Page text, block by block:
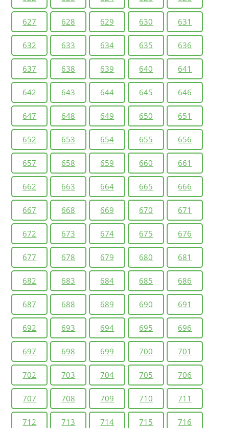
627 628 629 630 631
632 633 634 635 636
637 638 639 640 641
642 643 644 645 646
647 648 649 650 651
652 653 654 655 656
657 658 659 660 661
662 663 664 665 666
667 668 669 670 671
672 673 674 675 676
677 678 679 680 681
682 683 684 685 686
687 688 689 690 691
692 693 694 695 696
697 698 699 700 701
702 703 704 705 706
707 708 709 710 711
712 713 714 715 716